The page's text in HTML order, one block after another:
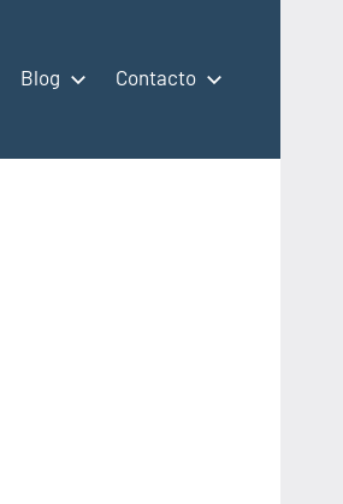
Blog Contacto